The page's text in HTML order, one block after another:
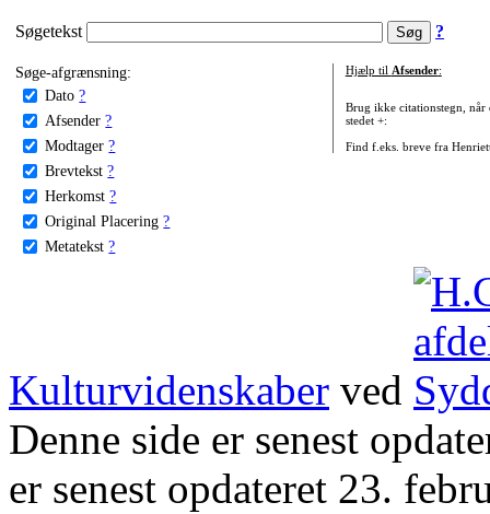
Søgetekst ?
Søge-afgrænsning:
Dato ?
Afsender ?
Modtager ?
Brevtekst ?
Herkomst ?
Original Placering ?
Metatekst ?
Hjælp til Afsender:
Brug ikke citationstegn, når
stedet +:
Find f.eks. breve fra
Kulturvidenskaber ved
Denne side er senest
er senest opdateret 23.